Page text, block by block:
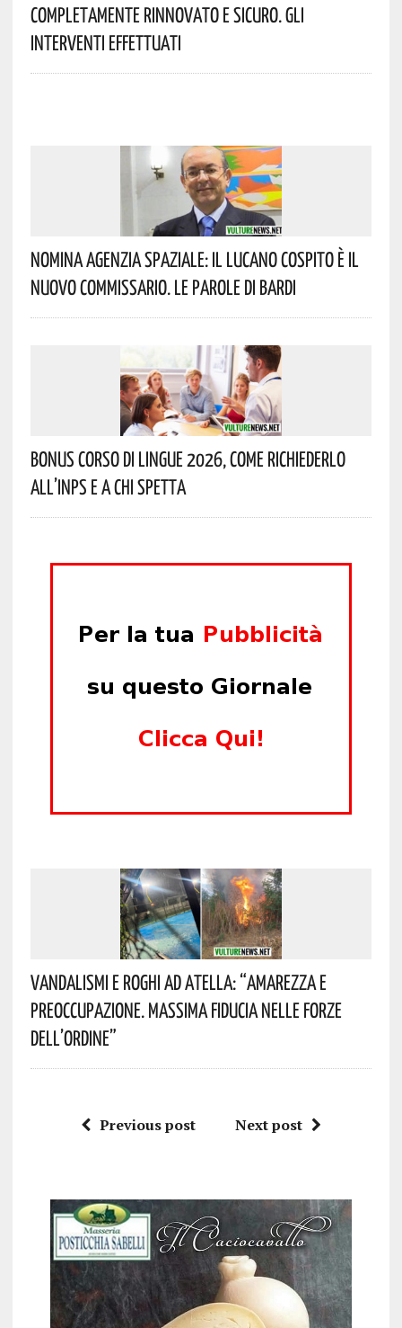
Completamente Rinnovato E Sicuro. Gli
Interventi Effettuati
Nomina Agenzia Spaziale: Il Lucano Cospito È Il
Nuovo Commissario. Le Parole Di Bardi
Bonus Corso Di Lingue 2026, Come Richiederlo
All’INPS E A Chi Spetta
Vandalismi E Roghi Ad Atella: “Amarezza E
Preoccupazione. Massima Fiducia Nelle Forze
Dell’Ordine”
Previous post Next post